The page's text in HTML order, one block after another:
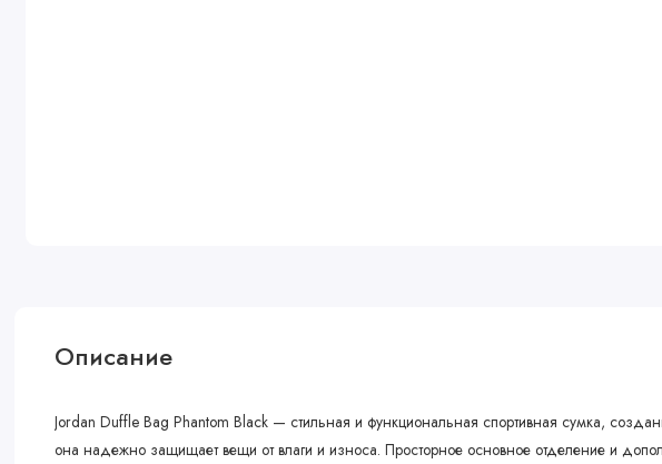
Описание
Jordan Duffle Bag Phantom Black — стильная и функциональная спортивная сумка,
она надежно защищает вещи от влаги и износа. Просторное основное отделение и